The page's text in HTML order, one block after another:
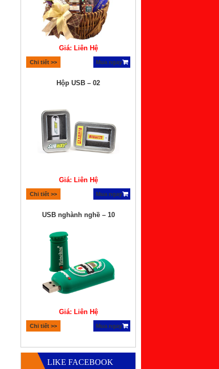
Giá: Liên Hệ
Chi tiết >> Mua ngay
Hộp USB – 02
Giá: Liên Hệ
Chi tiết >> Mua ngay
USB nghành nghề – 10
Giá: Liên Hệ
Chi tiết >> Mua ngay
Quà tặng bộ xếp hình lego
LIKE FACEBOOK